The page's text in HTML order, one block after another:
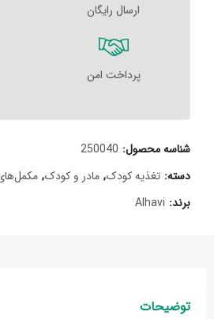
ارسال رایگان
پرداخت امن
شناسه محصول: 250040
دسته: تغذیه کودک, مادر و کودک,
برند: Alhavi
توضیحات